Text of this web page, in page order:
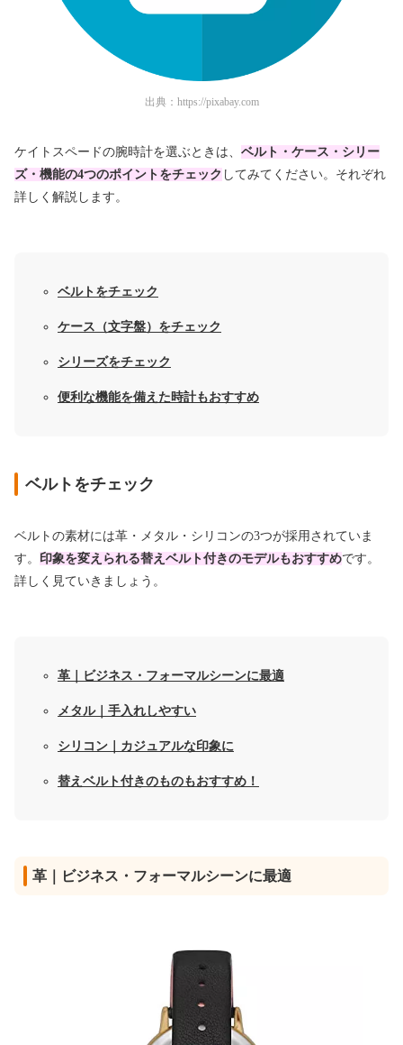
出典： https://pixabay.com
ケイトスペードの腕時計を選ぶときは、 ベルト・ケース・シリー
ズ・機能の4つのポイントをチェック してみてください。それぞれ
詳しく解説します。
ベルトをチェック
ケース（文字盤）をチェック
シリーズをチェック
便利な機能を備えた時計もおすすめ
ベルトをチェック
ベルトの素材には革・メタル・シリコンの3つが採用されていま
す。 印象を変えられる替えベルト付きのモデルもおすすめです。
詳しく見ていきましょう。
革｜ビジネス・フォーマルシーンに最適
メタル｜手入れしやすい
シリコン｜カジュアルな印象に
替えベルト付きのものもおすすめ！
革｜ビジネス・フォーマルシーンに最適